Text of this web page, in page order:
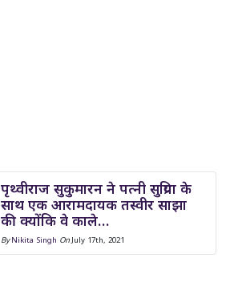
पृथ्वीराज सुकुमारन ने पत्नी सुप्रिया के
साथ एक आरामदायक तस्वीर साझा
की क्योंकि वे काले…
ByNikita Singh On July 17th, 2021